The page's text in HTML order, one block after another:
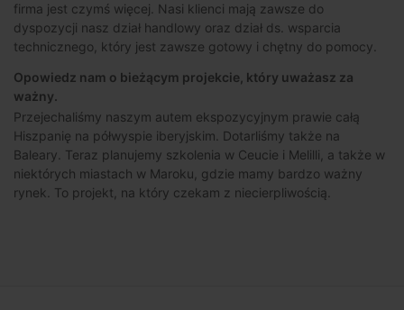
firma jest czymś więcej. Nasi klienci mają zawsze do
dyspozycji nasz dział handlowy oraz dział ds. wsparcia
technicznego, który jest zawsze gotowy i chętny do pomocy.
Opowiedz nam o bieżącym projekcie, który uważasz za
ważny.
Przejechaliśmy naszym autem ekspozycyjnym prawie całą
Hiszpanię na półwyspie iberyjskim. Dotarliśmy także na
Baleary. Teraz planujemy szkolenia w Ceucie i Melilli, a także w
niektórych miastach w Maroku, gdzie mamy bardzo ważny
rynek. To projekt, na który czekam z niecierpliwością.